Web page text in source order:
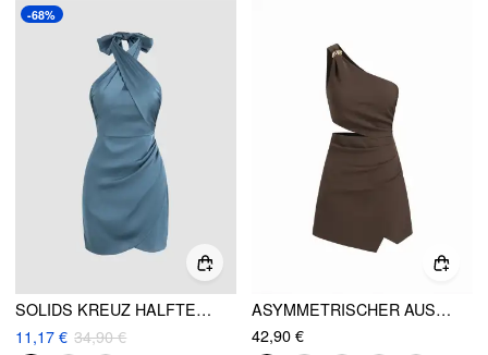
-68%
SOLIDS KREUZ HALFTER SATINKLEID
11,17 € 34,90 €
ASYMMETRISCHER AUSSCHNITT METALLDETAIL CUT-OUT RAUTEN MINI DRESS
42,90 €